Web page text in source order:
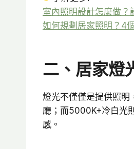
室內照明設計怎麼做？
如何規劃居家照明？4
二、居家燈
燈光不僅僅是提供照
廳；而5000K+冷白光
感。